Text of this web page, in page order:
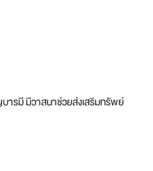
ารมี มีวาสนาช่วยส่งเสริมทรัพย์